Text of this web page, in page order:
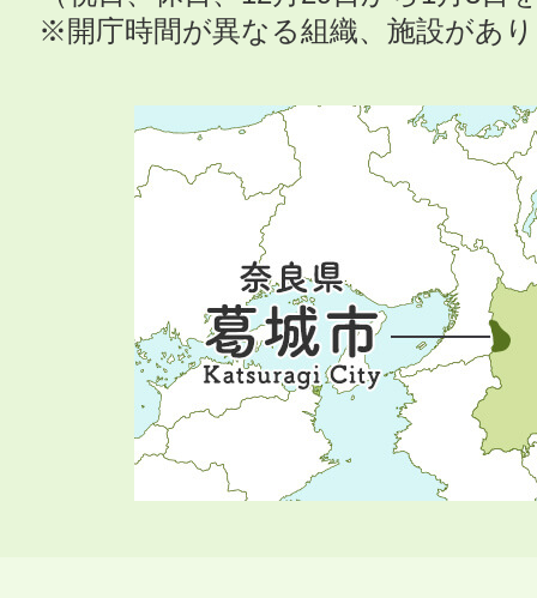
※開庁時間が異なる組織、施設があ